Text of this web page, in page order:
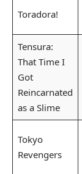
Toradora!
Tensura:
That Time I
Got
Reincarnated
as a Slime
Tokyo
Revengers